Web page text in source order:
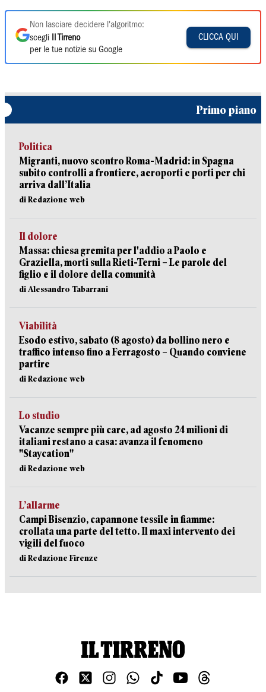
Non lasciare decidere l'algoritmo:
scegli
Il Tirreno
per le tue notizie su Google
CLICCA QUI
Primo piano
Politica
Migranti, nuovo scontro Roma-Madrid: in Spagna
subito controlli a frontiere, aeroporti e porti per chi
arriva dall’Italia
di Redazione web
Il dolore
Massa: chiesa gremita per l'addio a Paolo e
Graziella, morti sulla Rieti-Terni – Le parole del
figlio e il dolore della comunità
di Alessandro Tabarrani
Viabilità
Esodo estivo, sabato (8 agosto) da bollino nero e
traffico intenso fino a Ferragosto – Quando conviene
partire
di Redazione web
Lo studio
Vacanze sempre più care, ad agosto 24 milioni di
italiani restano a casa: avanza il fenomeno
"Staycation"
di Redazione web
L’allarme
Campi Bisenzio, capannone tessile in fiamme:
crollata una parte del tetto. Il maxi intervento dei
vigili del fuoco
di Redazione Firenze